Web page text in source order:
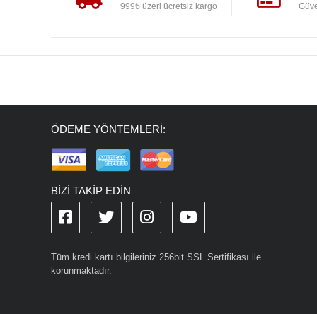
999₺ üzeri ücretsiz kargo
ÖDEME YÖNTEMLERİ:
BİZİ TAKİP EDİN
Tüm kredi kartı bilgileriniz 256bit SSL Sertifikası ile
korunmaktadır.